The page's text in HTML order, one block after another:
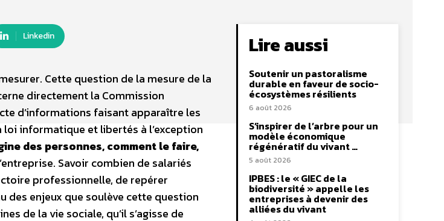
Linkedin
Cette question de la mesure de la
directement la Commission
d’informations faisant apparaître les
informatique et libertés à l’exception
des personnes, comment le faire,
Savoir combien de salariés
professionnelle, de repérer
des enjeux que soulève cette question
de la vie sociale, qu’il s’agisse de
Lire aussi
Soutenir un pastoralisme
durable en faveur de socio-
écosystèmes résilients
6 août 2026
S’inspirer de l’arbre pour un
modèle économique
régénératif du vivant …
5 août 2026
IPBES : le « GIEC de la
biodiversité » appelle les
entreprises à devenir des
alliées du vivant